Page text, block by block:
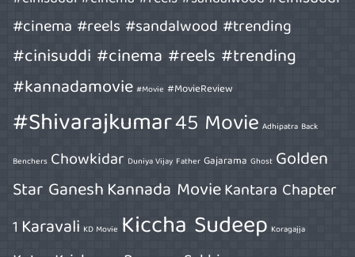
#cinema #reels #sandalwood #trending
#cinisuddi #cinema #reels #trending
#kannadamovie #Movie #MovieReview
#Shivarajkumar45 Movie Adhipatra Back
Benchers Chowkidar Duniya Vijay Father Gajarama Ghost Golden
Star GaneshKannada MovieKantara Chapter
1 Karavali KD Movie Kiccha Sudeep Koragajja